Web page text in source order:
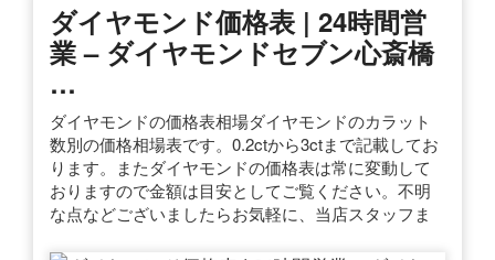
ダイヤモンド価格表 | 24時間営
業 – ダイヤモンドセブン心斎橋
…
ダイヤモンドの価格表相場ダイヤモンドのカラット
数別の価格相場表です。0.2ctから3ctまで記載してお
ります。またダイヤモンドの価格表は常に変動して
おりますので金額は目安としてご覧ください。不明
な点などございましたらお気軽に、当店スタッフま